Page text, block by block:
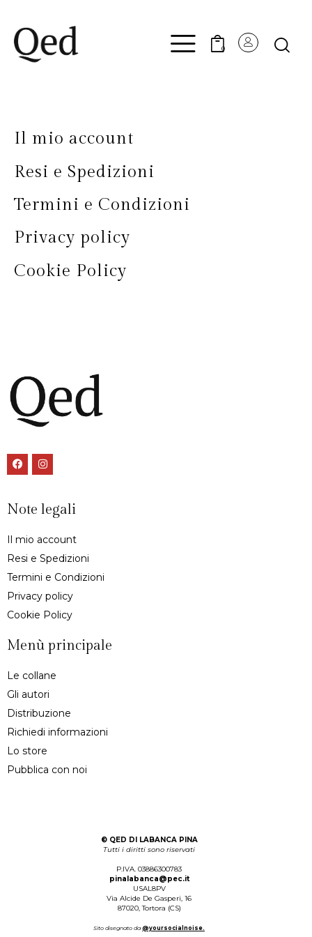
0
Il mio account
Resi e Spedizioni
Termini e Condizioni
Privacy policy
Cookie Policy
Note legali
Il mio account
Resi e Spedizioni
Termini e Condizioni
Privacy policy
Cookie Policy
Menù principale
Le collane
Gli autori
Distribuzione
Richiedi informazioni
Lo store
Pubblica con noi
© QED DI LABANCA PINA
Tutti i diritti sono riservati
P.IVA. 03886300783
pinalabanca@pec.it
USAL8PV
Via Alcide De Gasperi, 16
87020, Tortora (CS)
Sito disegnato da @yoursocialnoise.